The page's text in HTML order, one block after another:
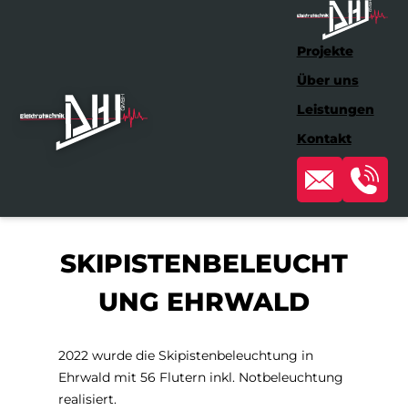
Projekte
Über uns
Leistungen
Kontakt
SKIPISTENBELEUCHT
UNG EHRWALD
2022 wurde die Skipistenbeleuchtung in
Ehrwald mit 56 Flutern inkl. Notbeleuchtung
realisiert.